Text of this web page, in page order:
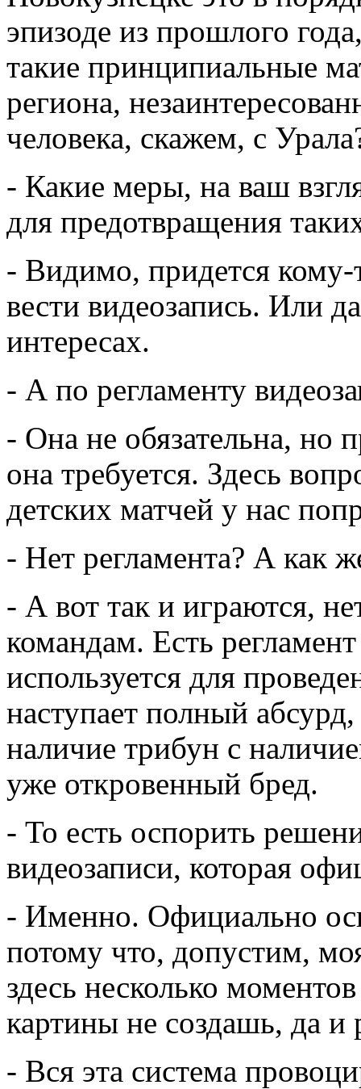
эпизоде из прошлого
такие принципиальные
региона,
человека, скажем, с
- Какие меры, на ваш
для предотвращения
- Видимо, придется кому-
вести видеозапись. Или
интересах.
- А по регламенту
- Она не обязательна, но
она требуется. Здесь
детских матчей у нас
- Нет регламента? А как
- А вот так и играются,
командам. Есть
используется для
наступает полный
наличие трибун с
уже откровенный бред.
- То есть оспорить
видеозаписи, которая
- Именно. Официально
потому что, допустим,
здесь несколько
картины не создашь, да и
- Вся эта система